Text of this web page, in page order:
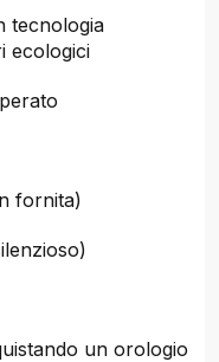
tecnologia
ecologici
fornita)
un orologio